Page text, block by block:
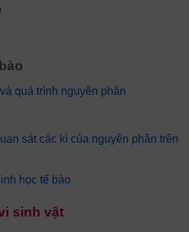
quá trình nguyên phân
sát các kì của nguyên phân trên
học tế bào
sinh vật